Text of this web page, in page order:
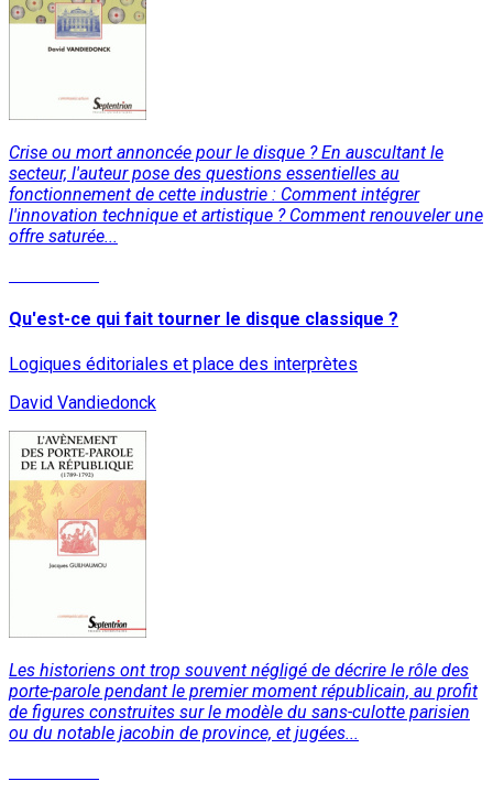
Crise ou mort annoncée pour le disque ? En auscultant le
secteur, l'auteur pose des questions essentielles au
fonctionnement de cette industrie : Comment intégrer
l'innovation technique et artistique ? Comment renouveler une
offre saturée...
Qu'est-ce qui fait tourner le disque classique ?
Logiques éditoriales et place des interprètes
David Vandiedonck
Les historiens ont trop souvent négligé de décrire le rôle des
porte-parole pendant le premier moment républicain, au profit
de figures construites sur le modèle du sans-culotte parisien
ou du notable jacobin de province, et jugées...